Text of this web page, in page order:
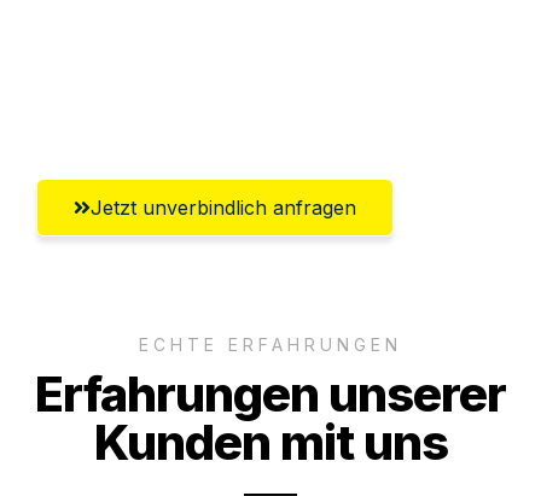
Jetzt unverbindlich anfragen
ECHTE ERFAHRUNGEN
Erfahrungen unserer
Kunden mit uns